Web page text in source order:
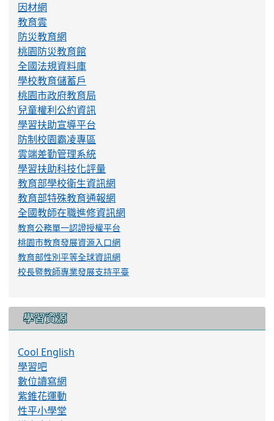
因材網
教育雲
防災教育網
桃園防災教育館
全國法規資料庫
學校教育儲蓄戶
桃園市政府教育局
兒童權利公約資訊
學習扶助宣導平台
防制校園霸凌專區
雲端差勤管理系統
學習扶助科技化評量
教育部學校衛生資訊網
教育部特殊教育通報網
全國教師在職進修資訊網
教育公務單一認證授權平台
桃園市教育發展資源入口網
教育部性別平等全球資訊網
校長暨教師專業發展支持平臺
學習資源
Cool English
學習吧
數位讀寫網
紫錐花運動
性平小學堂